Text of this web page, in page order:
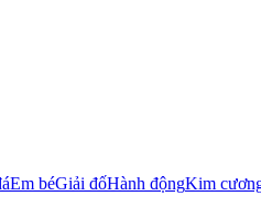
Em béGiải đốHành độngKim